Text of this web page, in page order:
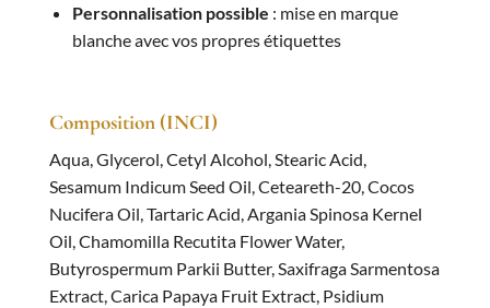
Personnalisation possible : mise en marque
blanche avec vos propres étiquettes
Composition (INCI)
Aqua, Glycerol, Cetyl Alcohol, Stearic Acid,
Sesamum Indicum Seed Oil, Ceteareth-20, Cocos
Nucifera Oil, Tartaric Acid, Argania Spinosa Kernel
Oil, Chamomilla Recutita Flower Water,
Butyrospermum Parkii Butter, Saxifraga Sarmentosa
Extract, Carica Papaya Fruit Extract, Psidium